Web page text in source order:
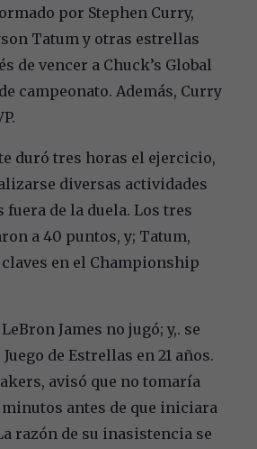
por Stephen Curry,
Tatum y otras estrellas
de vencer a Chuck’s Global
campeonato. Además, Curry
duró tres horas el ejercicio,
diversas actividades
de la duela. Los tres
a 40 puntos, y; Tatum,
en el Championship
James no jugó; y,. se
de Estrellas en 21 años.
avisó que no tomaría
minutos antes de que iniciara
razón de su inasistencia se